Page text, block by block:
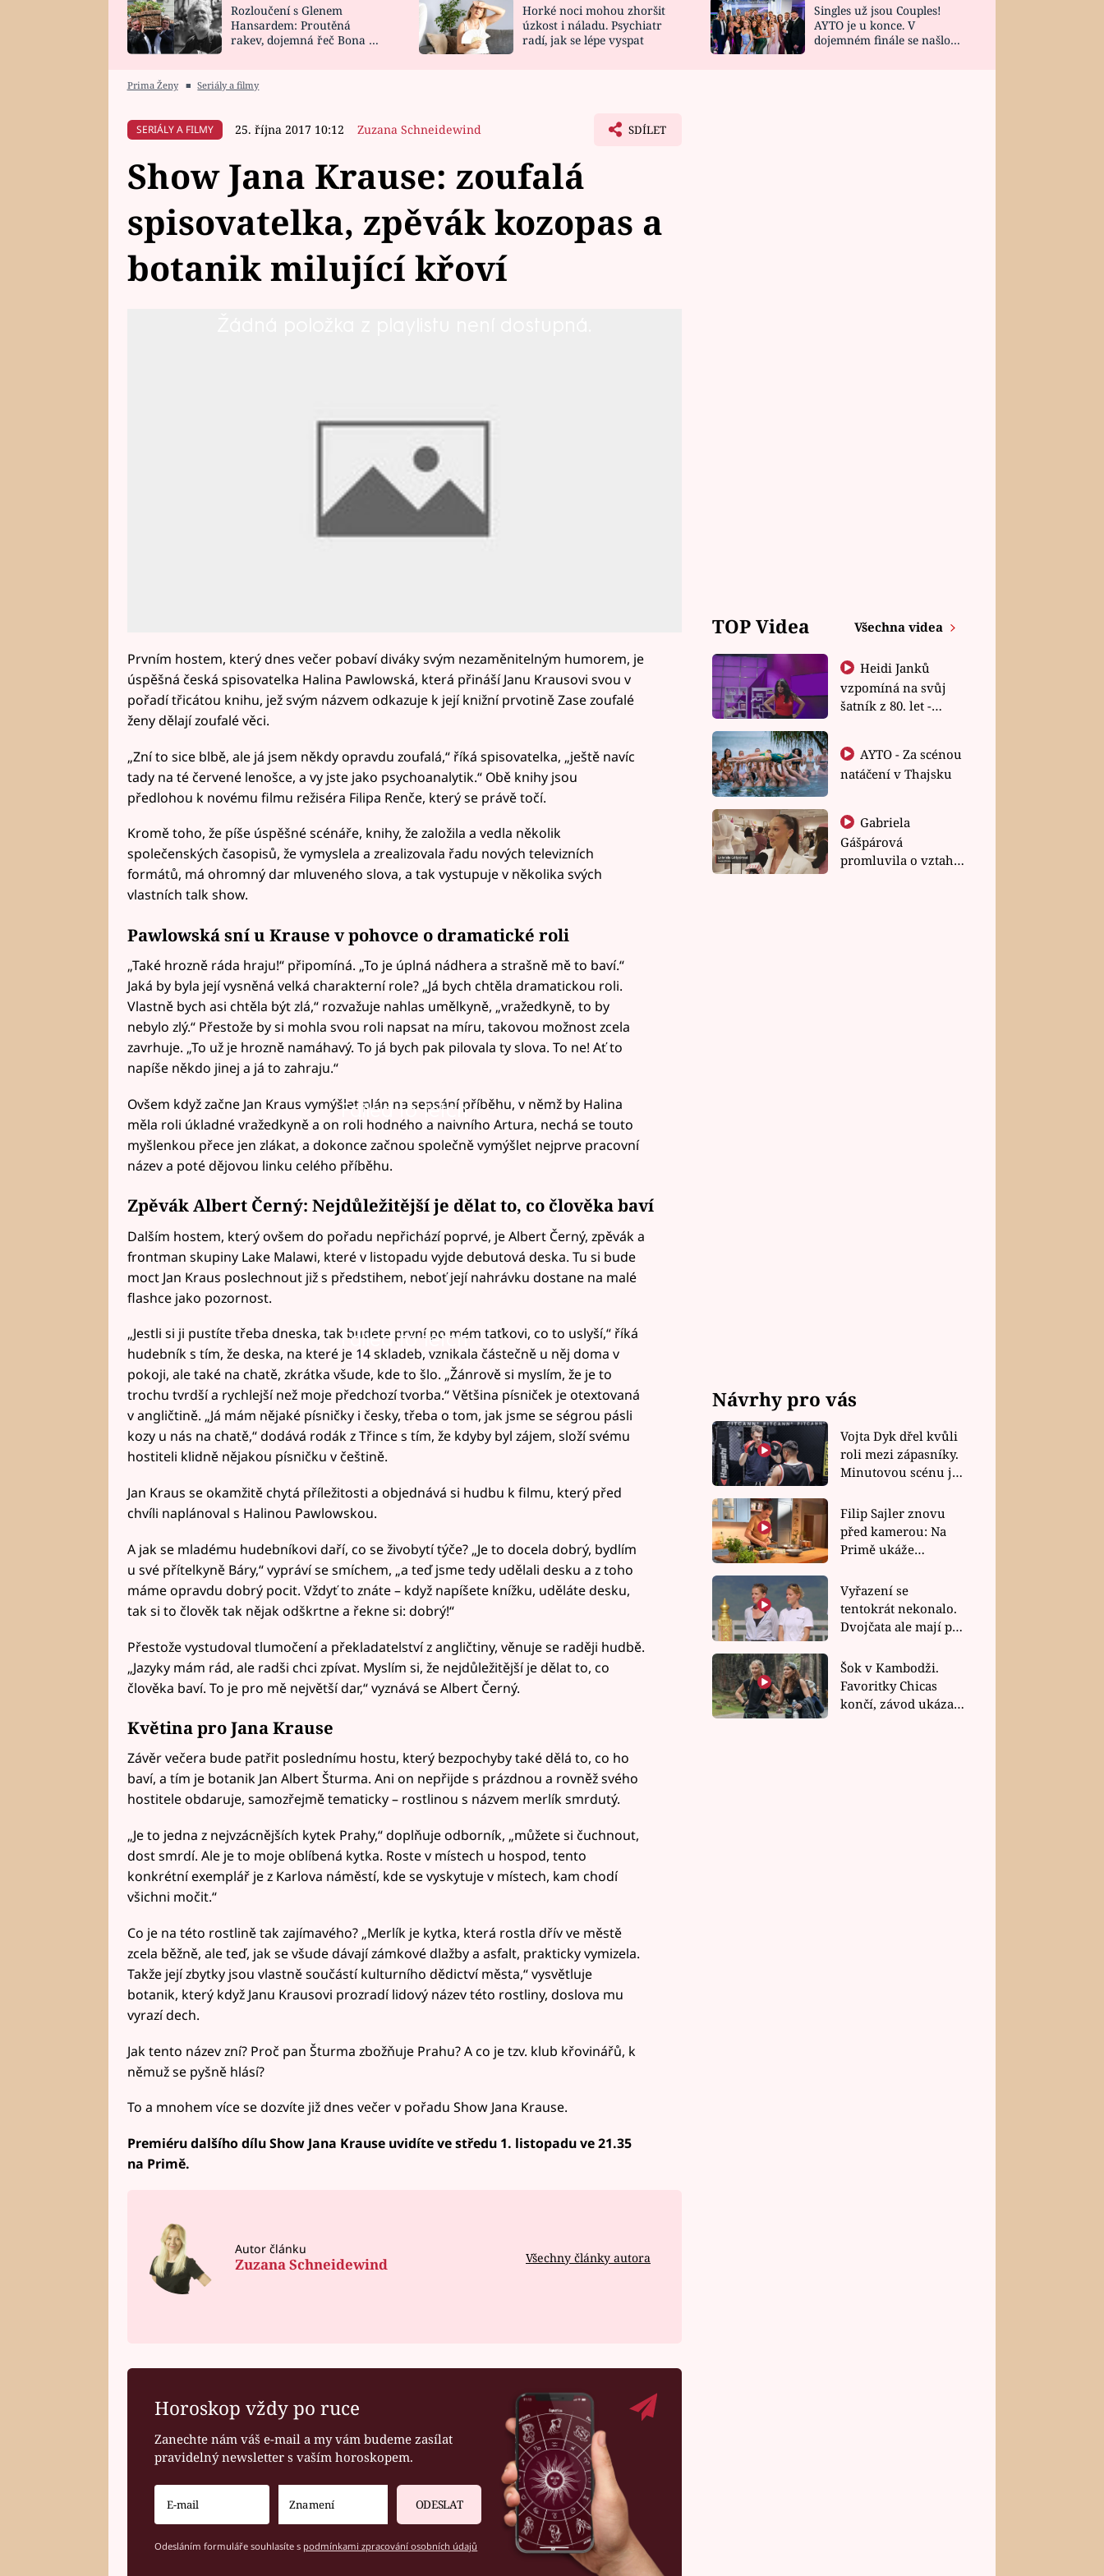
HOROSKOP NA
CELEBRITY
VAŘENÍ
NOVINKY
VIDEORECEPTY
ZAHRADA
DESIGN
Rozloučení s Glenem
Hansardem: Proutěná
rakev, dojemná řeč Bona a
Horké noci mohou zhoršit
úzkost i náladu. Psychiatr
radí, jak se lépe vyspat
Singles už jsou Couples!
AYTO je u konce. V
dojemném finále se našlo
Prima Ženy ■ Seriály a filmy
SERIÁLY A FILMY 25. října 2017 10:12 Zuzana Schneidewind SDÍLET
Show Jana Krause: zoufalá
spisovatelka, zpěvák kozopas a
botanik milující křoví
Prvním hostem, který dnes večer pobaví diváky svým nezaměnitelným humorem, je
úspěšná česká spisovatelka Halina Pawlowská, která přináší Janu Krausovi svou v
pořadí třicátou knihu, jež svým názvem odkazuje k její knižní prvotině Zase zoufalé
ženy dělají zoufalé věci.
„Zní to sice blbě, ale já jsem někdy opravdu zoufalá,“ říká spisovatelka, „ještě navíc
tady na té červené lenošce, a vy jste jako psychoanalytik.“ Obě knihy jsou
předlohou k novému filmu režiséra Filipa Renče, který se právě točí.
Kromě toho, že píše úspěšné scénáře, knihy, že založila a vedla několik
společenských časopisů, že vymyslela a zrealizovala řadu nových televizních
formátů, má ohromný dar mluveného slova, a tak vystupuje v několika svých
vlastních talk show.
Pawlowská sní u Krause v pohovce o dramatické roli
„Také hrozně ráda hraju!“ připomíná. „To je úplná nádhera a strašně mě to baví.“
Jaká by byla její vysněná velká charakterní role? „Já bych chtěla dramatickou roli.
Vlastně bych asi chtěla být zlá,“ rozvažuje nahlas umělkyně, „vražedkyně, to by
nebylo zlý.“ Přestože by si mohla svou roli napsat na míru, takovou možnost zcela
zavrhuje. „To už je hrozně namáhavý. To já bych pak pilovala ty slova. To ne! Ať to
napíše někdo jinej a já to zahraju.“
Failed to fetch
Ovšem když začne Jan Kraus vymýšlet plán na sepsání příběhu, v němž by Halina
měla roli úkladné vražedkyně a on roli hodného a naivního Artura, nechá se touto
myšlenkou přece jen zlákat, a dokonce začnou společně vymýšlet nejprve pracovní
název a poté dějovou linku celého příběhu.
Zpěvák Albert Černý: Nejdůležitější je dělat to, co člověka baví
Dalším hostem, který ovšem do pořadu nepřichází poprvé, je Albert Černý, zpěvák a
frontman skupiny Lake Malawi, které v listopadu vyjde debutová deska. Tu si bude
moct Jan Kraus poslechnout již s předstihem, neboť její nahrávku dostane na malé
flashce jako pozornost.
Failed to fetch
„Jestli si ji pustíte třeba dneska, tak budete první po mém taťkovi, co to uslyší,“ říká
hudebník s tím, že deska, na které je 14 skladeb, vznikala částečně u něj doma v
pokoji, ale také na chatě, zkrátka všude, kde to šlo. „Žánrově si myslím, že je to
trochu tvrdší a rychlejší než moje předchozí tvorba.“ Většina písniček je otextovaná
v angličtině. „Já mám nějaké písničky i česky, třeba o tom, jak jsme se ségrou pásli
kozy u nás na chatě,“ dodává rodák z Třince s tím, že kdyby byl zájem, složí svému
hostiteli klidně nějakou písničku v češtině.
Jan Kraus se okamžitě chytá příležitosti a objednává si hudbu k filmu, který před
chvíli naplánoval s Halinou Pawlowskou.
A jak se mladému hudebníkovi daří, co se živobytí týče? „Je to docela dobrý, bydlím
u své přítelkyně Báry,“ vypráví se smíchem, „a teď jsme tedy udělali desku a z toho
máme opravdu dobrý pocit. Vždyť to znáte – když napíšete knížku, uděláte desku,
tak si to člověk tak nějak odškrtne a řekne si: dobrý!“
Přestože vystudoval tlumočení a překladatelství z angličtiny, věnuje se raději hudbě.
„Jazyky mám rád, ale radši chci zpívat. Myslím si, že nejdůležitější je dělat to, co
člověka baví. To je pro mě největší dar,“ vyznává se Albert Černý.
Květina pro Jana Krause
Závěr večera bude patřit poslednímu hostu, který bezpochyby také dělá to, co ho
baví, a tím je botanik Jan Albert Šturma. Ani on nepřijde s prázdnou a rovněž svého
hostitele obdaruje, samozřejmě tematicky – rostlinou s názvem merlík smrdutý.
„Je to jedna z nejvzácnějších kytek Prahy,“ doplňuje odborník, „můžete si čuchnout,
dost smrdí. Ale je to moje oblíbená kytka. Roste v místech u hospod, tento
konkrétní exemplář je z Karlova náměstí, kde se vyskytuje v místech, kam chodí
všichni močit.“
Co je na této rostlině tak zajímavého? „Merlík je kytka, která rostla dřív ve městě
zcela běžně, ale teď, jak se všude dávají zámkové dlažby a asfalt, prakticky vymizela.
Takže její zbytky jsou vlastně součástí kulturního dědictví města,“ vysvětluje
botanik, který když Janu Krausovi prozradí lidový název této rostliny, doslova mu
vyrazí dech.
Jak tento název zní? Proč pan Šturma zbožňuje Prahu? A co je tzv. klub křovinářů, k
němuž se pyšně hlásí?
To a mnohem více se dozvíte již dnes večer v pořadu Show Jana Krause.
Premiéru dalšího dílu Show Jana Krause uvidíte ve středu 1. listopadu ve 21.35
na Primě.
Autor článku
Zuzana Schneidewind Všechny články autora
Horoskop vždy po ruce
Zanechte nám váš e-mail a my vám budeme zasílat
pravidelný newsletter s vaším horoskopem.
ODESLAT
Odesláním formuláře souhlasíte s podmínkami zpracování osobních údajů
TOP Videa Všechna videa
Heidi Janků
vzpomíná na svůj
šatník z 80. let -
natáčení v Thajsku
Gabriela
Gášpárová
promluvila o vztahu
Návrhy pro vás
Vojta Dyk dřel kvůli
roli mezi zápasníky.
Minutovou scénu jel
Filip Sajler znovu
před kamerou: Na
Primě ukáže
rychlé recepty
Vyřazení se
tentokrát nekonalo.
Dvojčata ale mají po
závodu nůž na krku
Šok v Kambodži.
Favoritky Chicas
končí, závod ukázal